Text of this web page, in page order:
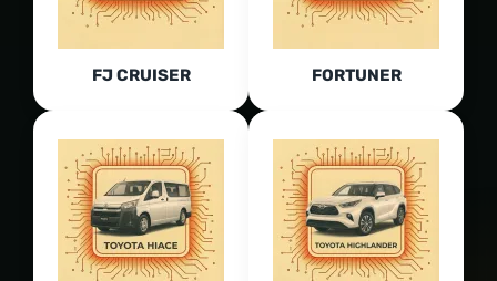
FJ CRUISER FORTUNER